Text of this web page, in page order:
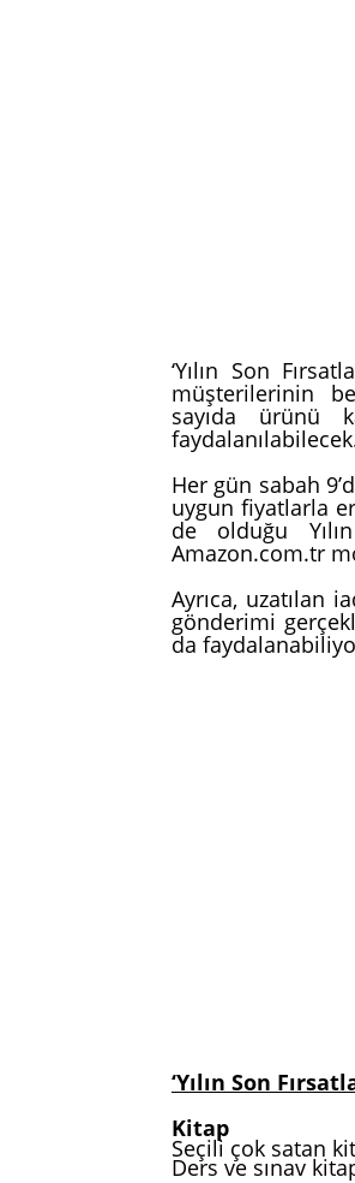
‘Yılın Son
müşterilerinin
sayıda ürünü
Her gün sabah
uygun fiyatlarla
de olduğu
Amazon.com.tr
Ayrıca, uzatılan
gönderimi
da
‘Yılın Son
Kitap
Seçili çok satan
Ders ve sınav